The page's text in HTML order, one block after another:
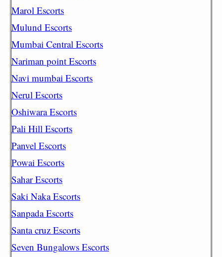
Marol Escorts
Mulund Escorts
Mumbai Central Escorts
Nariman point Escorts
Navi mumbai Escorts
Nerul Escorts
Oshiwara Escorts
Pali Hill Escorts
Panvel Escorts
Powai Escorts
Sahar Escorts
Saki Naka Escorts
Sanpada Escorts
Santa cruz Escorts
Seven Bungalows Escorts